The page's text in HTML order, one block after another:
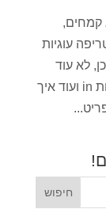
קמחים,
עוגיות
לא עוד
פחד וחשש – של עוגיות out ההיפך – עוגיות in ועוד איך